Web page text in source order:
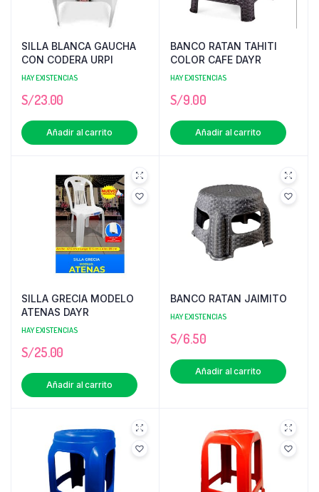
SILLA BLANCA GAUCHA
CON CODERA URPI
HAY EXISTENCIAS
S/23.00
Añadir al carrito
BANCO RATAN TAHITI
COLOR CAFE DAYR
HAY EXISTENCIAS
S/9.00
Añadir al carrito
SILLA GRECIA MODELO
ATENAS DAYR
HAY EXISTENCIAS
S/25.00
Añadir al carrito
BANCO RATAN JAIMITO
HAY EXISTENCIAS
S/6.50
Añadir al carrito